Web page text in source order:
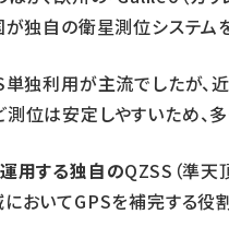
が独自の衛星測位システム
独利用が主流でしたが、
位は安定しやすいため、
用する独自のQZSS（準天
おいてGPSを補完する役